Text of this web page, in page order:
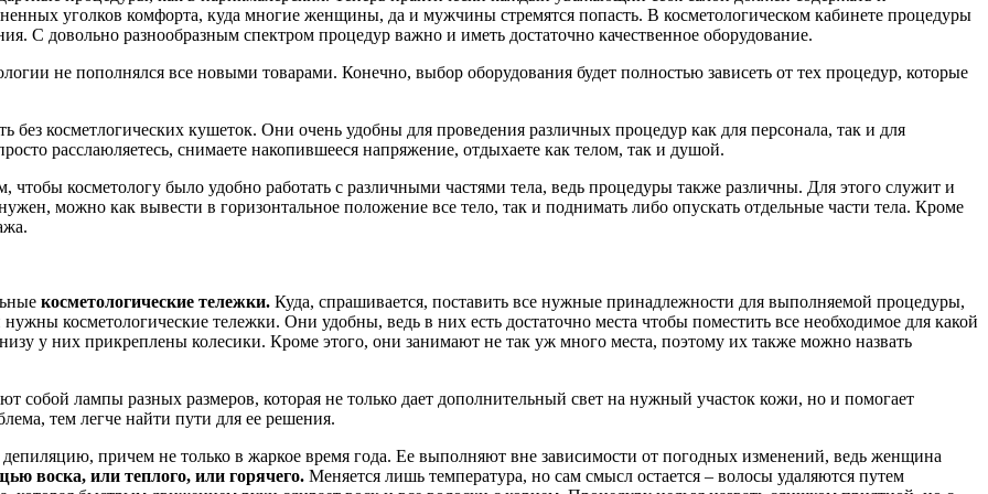
уголков комфорта, куда многие женщины, да и мужчины стремятся попасть. В косметологическом кабинете процедуры
С довольно разнообразным спектром процедур важно и иметь достаточно качественное оборудование.
не пополнялся все новыми товарами. Конечно, выбор оборудования будет полностью зависеть от тех процедур, которые
без косметлогических кушеток. Они очень удобны для проведения различных процедур как для персонала, так и для
расслаюляетесь, снимаете накопившееся напряжение, отдыхаете как телом, так и душой.
косметологу было удобно работать с различными частями тела, ведь процедуры также различны. Для этого служит и
можно как вывести в горизонтальное положение все тело, так и поднимать либо опускать отдельные части тела. Кроме
косметологические тележки. Куда, спрашивается, поставить все нужные принадлежности для выполняемой процедуры,
косметологические тележки. Они удобны, ведь в них есть достаточно места чтобы поместить все необходимое для какой
у них прикреплены колесики. Кроме этого, они занимают не так уж много места, поэтому их также можно назвать
собой лампы разных размеров, которая не только дает дополнительный свет на нужный участок кожи, но и помогает
тем легче найти пути для ее решения.
причем не только в жаркое время года. Ее выполняют вне зависимости от погодных изменений, ведь женщина
воска, или теплого, или горячего. Меняется лишь температура, но сам смысл остается – волосы удаляются путем